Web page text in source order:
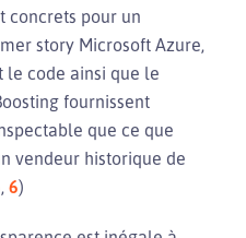
concrets pour un
story Microsoft Azure,
code ainsi que le
fournissent
que ce que
vendeur historique de
, 6)